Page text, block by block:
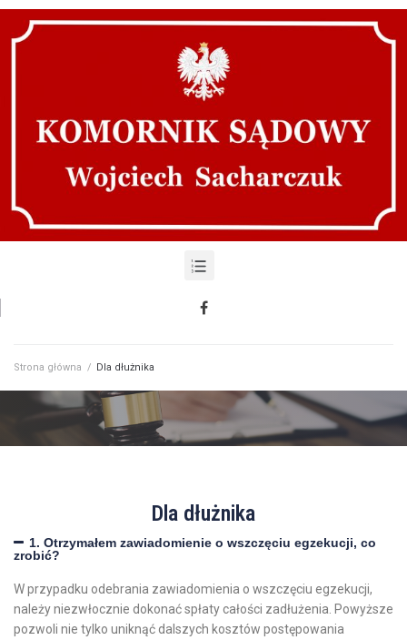
Strona główna / Dla dłużnika
Dla dłużnika
1. Otrzymałem zawiadomienie o wszczęciu egzekucji, co
zrobić?
W przypadku odebrania zawiadomienia o wszczęciu egzekucji,
należy niezwłocznie dokonać spłaty całości zadłużenia. Powyższe
pozwoli nie tylko uniknąć dalszych kosztów postępowania